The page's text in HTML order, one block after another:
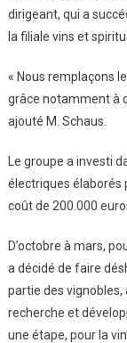
dirigeant, qui a
la filiale vins et
« Nous remplaçons
grâce notamment à
ajouté M. Schaus.
Le groupe a investi
électriques élaborés
coût de 200.000
D’octobre à mars,
a décidé de faire
partie des vignobles,
recherche et
une étape, pour la